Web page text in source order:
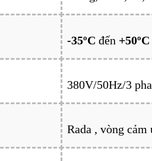
-35ºС đến +50ºС
380V/50Hz/3
Rada , vòng cảm